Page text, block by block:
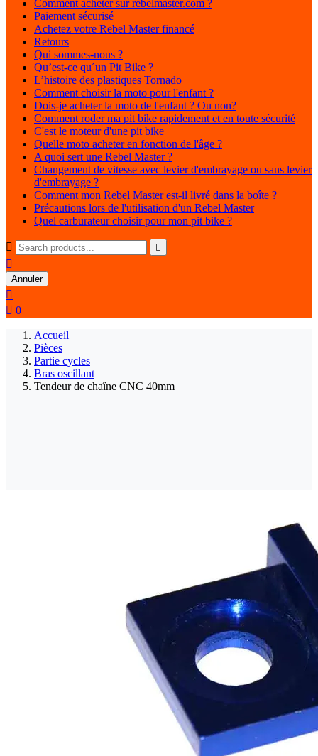
Comment acheter sur rebelmaster.com ?
Paiement sécurisé
Achetez votre Rebel Master financé
Retours
Qui sommes-nous ?
Qu’est-ce qu´un Pit Bike ?
L’histoire des plastiques Tornado
Comment choisir la moto pour l'enfant ?
Dois-je acheter la moto de l'enfant ? Ou non?
Comment roder ma pit bike rapidement et en toute sécurité
C'est le moteur d'une pit bike
Quelle moto acheter en fonction de l'âge ?
A quoi sert une Rebel Master ?
Changement de vitesse avec levier d'embrayage ou sans levier
d'embrayage ?
Comment mon Rebel Master est-il livré dans la boîte ?
Précautions lors de l'utilisation d'un Rebel Master
Quel carburateur choisir pour mon pit bike ?
 

Annuler

 0
Accueil
Pièces
Partie cycles
Bras oscillant
Tendeur de chaîne CNC 40mm